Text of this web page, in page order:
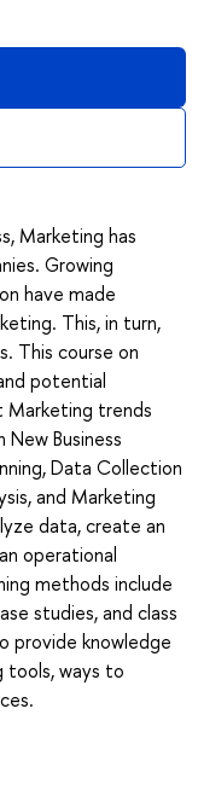
Marketing has
Growing
have made
This, in turn,
This course on
potential
Marketing trends
Business
Data Collection
and Marketing
data, create an
operational
methods include
studies, and class
provide knowledge
ways to